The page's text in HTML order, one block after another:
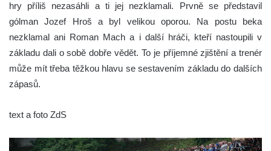
hry příliš nezasáhli a ti jej nezklamali. Prvně se představil
gólman Jozef Hroš a byl velikou oporou. Na postu beka
nezklamal ani Roman Mach a i další hráči, kteří nastoupili v
základu dali o sobě dobře vědět. To je příjemné zjištění a trenér
může mít třeba těžkou hlavu se sestavením základu do dalších
zápasů.
text a foto ZdS